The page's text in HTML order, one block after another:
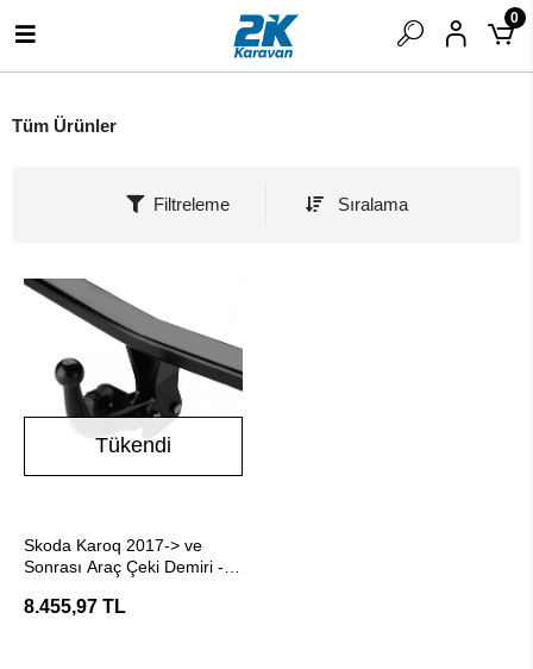
0
Tüm Ürünler
Filtreleme Sıralama
Tükendi
Skoda Karoq 2017-> ve
Sonrası Araç Çeki Demiri -
8.455,97 TL